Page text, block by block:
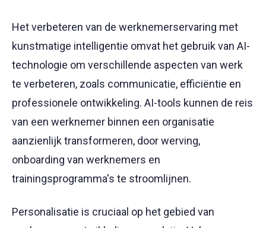
Het verbeteren van de werknemerservaring met
kunstmatige intelligentie omvat het gebruik van AI-
technologie om verschillende aspecten van werk
te verbeteren, zoals communicatie, efficiëntie en
professionele ontwikkeling. AI-tools kunnen de reis
van een werknemer binnen een organisatie
aanzienlijk transformeren, door werving,
onboarding van werknemers en
trainingsprogramma's te stroomlijnen.
Personalisatie is cruciaal op het gebied van